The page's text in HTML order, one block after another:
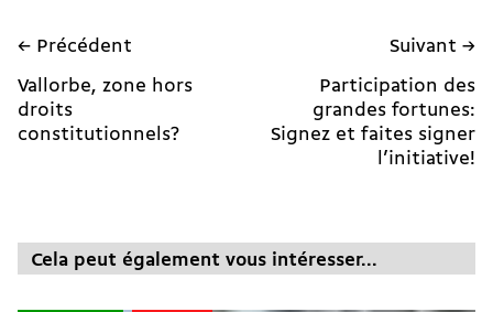
← Précédent
Vallorbe, zone hors
droits
constitutionnels?
Suivant →
Participation des
grandes fortunes:
Signez et faites signer
l’initiative!
Cela peut également vous intéresser...